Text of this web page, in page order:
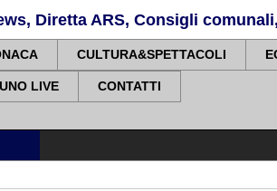
Diretta ARS, Consigli
CULTURA&SPETTACOLI
LIVE CONTATTI